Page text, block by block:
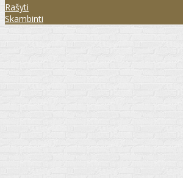
Rašyti
Skambinti